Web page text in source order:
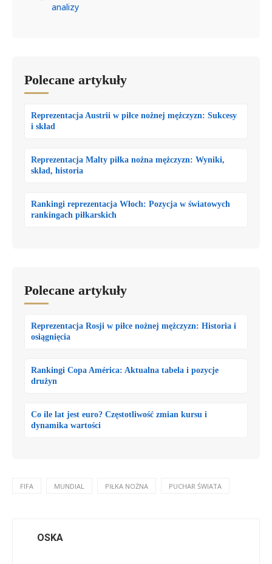
analizy
Polecane artykuły
Reprezentacja Austrii w piłce nożnej mężczyzn: Sukcesy
i skład
Reprezentacja Malty piłka nożna mężczyzn: Wyniki,
skład, historia
Rankingi reprezentacja Włoch: Pozycja w światowych
rankingach piłkarskich
Polecane artykuły
Reprezentacja Rosji w piłce nożnej mężczyzn: Historia i
osiągnięcia
Rankingi Copa América: Aktualna tabela i pozycje
drużyn
Co ile lat jest euro? Częstotliwość zmian kursu i
dynamika wartości
FIFA MUNDIAL PIŁKA NOŻNA PUCHAR ŚWIATA
OSKA